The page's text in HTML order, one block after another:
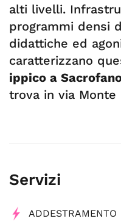
alti livelli.
programmi densi
didattiche ed
caratterizzano
ippico a
trova in via Monte
Servizi
ADDESTRAMENTO